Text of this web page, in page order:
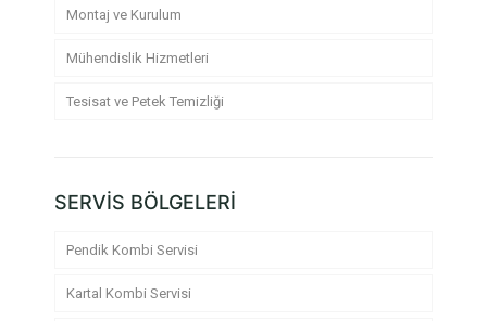
Montaj ve Kurulum
Mühendislik Hizmetleri
Tesisat ve Petek Temizliği
SERVİS BÖLGELERİ
Pendik Kombi Servisi
Kartal Kombi Servisi